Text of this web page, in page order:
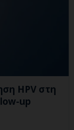
HPV στη
up